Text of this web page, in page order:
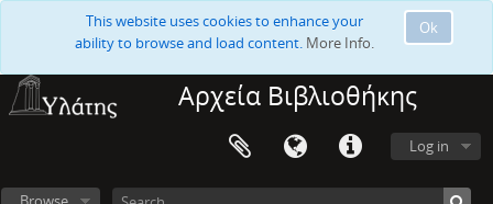
Ok
This website uses cookies to enhance your
ability to browse and load content. More Info.
Αρχεία Βιβλιοθήκης
Log in